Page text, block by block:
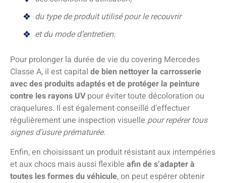
du type de produit utilisé pour le recouvrir
et du mode d’entretien.
Pour prolonger la durée de vie du covering Mercedes
Classe A, il est capital de bien nettoyer la carrosserie
avec des produits adaptés et de protéger la peinture
contre les rayons UV pour éviter toute décoloration ou
craquelures. Il est également conseillé d’effectuer
régulièrement une inspection visuelle pour repérer tous
signes d’usure prématurée.
Enfin, en choisissant un produit résistant aux intempéries
et aux chocs mais aussi flexible afin de s’adapter à
toutes les formes du véhicule, on peut espérer obtenir